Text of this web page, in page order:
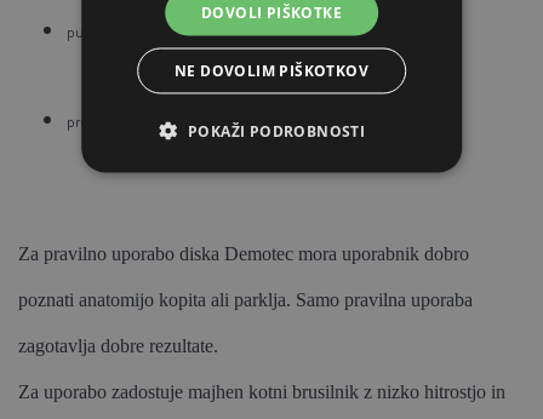
pusti čist rez, ki pomaga prepoznati morebitne napake
premer 100 mm
Za pravilno uporabo diska Demotec mora uporabnik dobro
poznati anatomijo kopita ali parklja. Samo pravilna uporaba
zagotavlja dobre rezultate.
Za uporabo zadostuje majhen kotni brusilnik z nizko hitrostjo in
DOVOLI PIŠKOTKE
NE DOVOLIM PIŠKOTKOV
POKAŽI PODROBNOSTI